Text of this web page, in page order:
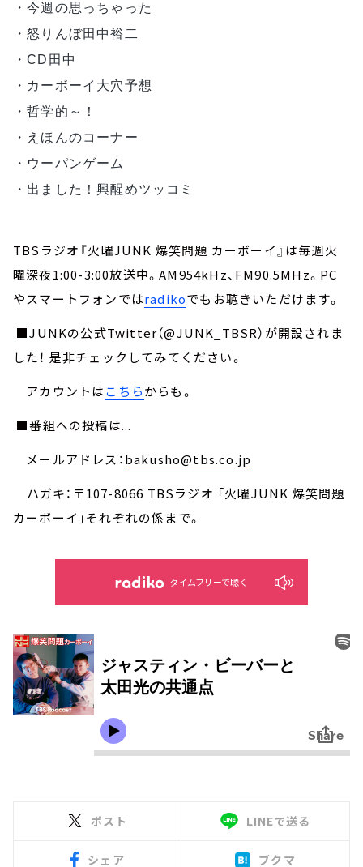
・今週の思っちゃった
・怒りんぼ田中裕二
・CD田中
・カーボーイ大穴予想
・哲学的～！
・えほんのコーナー
・ウーパンゲーム
・出ました！興醒めツッコミ
TBSラジオ『火曜JUNK 爆笑問題 カーボーイ』は毎週火
曜深夜1:00-3:00放送中。AM954kHz、FM90.5MHz。PC
やスマートフォンではradikoでもお聴きいただけます。
■JUNKの公式Twitter（@JUNK_TBSR）が開設されま
した！ 是非チェックしてみてください。
アカウントはこちらからも。
■番組への投稿は...
メールアドレス：bakusho@tbs.co.jp
ハガキ：〒107-8066 TBSラジオ 「火曜JUNK 爆笑問題
カーボーイ」それぞれの係まで。
タイムフリーで聴く
ポスト LINEで送る
シェア ブクマ